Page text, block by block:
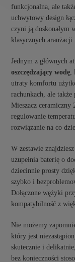
funkcjonalna, ale
uchwytowy design
czyni ją doskonałym
klasycznych aranżacji.
Jednym z głównych
oszczędzający wodę
utraty komfortu
rachunkach, ale także
Mieszacz ceramiczny
regulowanie
rozwiązanie na co
W zestawie
uzupełnia baterię o
dziecinnie prosty
szybko i
Dołączone wężyki
kompatybilność z
Nie możemy
który jest
skutecznie i
bez konieczności